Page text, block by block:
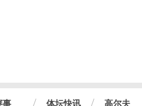
事 体坛快讯 高尔夫